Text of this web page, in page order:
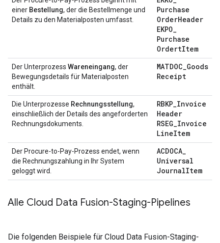
einer Bestellung, der die Bestellmenge und
Details zu den Materialposten umfasst.
Purchase
OrderHeader
EKPO_
Purchase
OrdertItem
Der Unterprozess Wareneingang, der
Bewegungsdetails für Materialposten
enthält.
MATDOC_Goods
Receipt
Die Unterprozesse Rechnungsstellung,
einschließlich der Details des angeforderten
Rechnungsdokuments.
RBKP_Invoice
Header
RSEG_Invoice
LineItem
Der Procure-to-Pay-Prozess endet, wenn
die Rechnungszahlung in Ihr System
geloggt wird.
ACDOCA_
Universal
JournalItem
Alle Cloud Data Fusion-Staging-Pipelines
Die folgenden Beispiele für Cloud Data Fusion-Staging-